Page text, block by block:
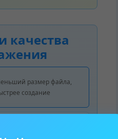
качества
размер файла,
создание